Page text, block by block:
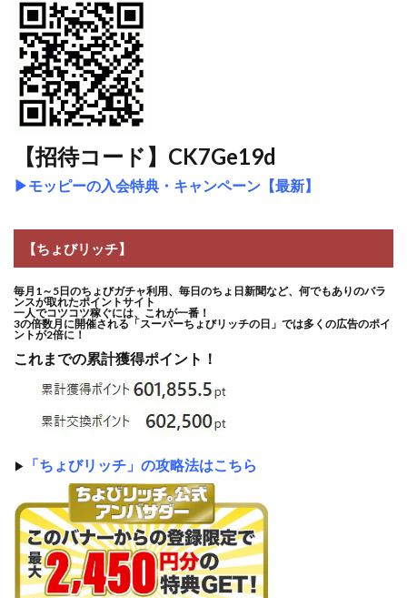
【招待コード】CK7Ge19d
▶モッピーの入会特典・キャンペーン【最新】
【ちょびリッチ】
毎月1～5日のちょびガチャ利用、毎日のちょ日新聞など、何でもありのバラ
ンスが取れたポイントサイト
一人でコツコツ稼ぐには、これが一番！
3の倍数月に開催される「スーパーちょびリッチの日」では多くの広告のポイ
ントが2倍に！
これまでの累計獲得ポイント！
▶ 「ちょびリッチ」の攻略法はこちら